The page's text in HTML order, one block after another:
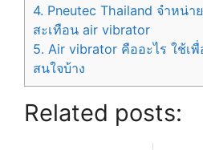
4. Pneutec Thailand จำหน่
สะเทือน air vibrator
5. Air vibrator คืออะไร ใช้เ
สนใจบ้าง
Related posts: